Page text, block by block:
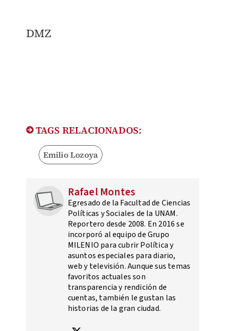
DMZ
TAGS RELACIONADOS:
Emilio Lozoya
Rafael Montes
Egresado de la Facultad de Ciencias
Políticas y Sociales de la UNAM.
Reportero desde 2008. En 2016 se
incorporó al equipo de Grupo
MILENIO para cubrir Política y
asuntos especiales para diario,
web y televisión. Aunque sus temas
favoritos actuales son
transparencia y rendición de
cuentas, también le gustan las
historias de la gran ciudad.